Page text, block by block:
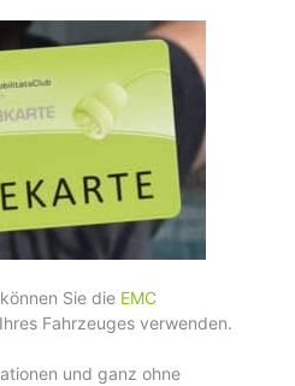
Sie die EMC
Fahrzeuges verwenden.
und ganz ohne